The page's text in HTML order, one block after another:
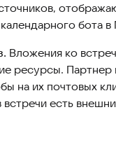
Вложения ко
ресурсы.
на их почтовых
есть